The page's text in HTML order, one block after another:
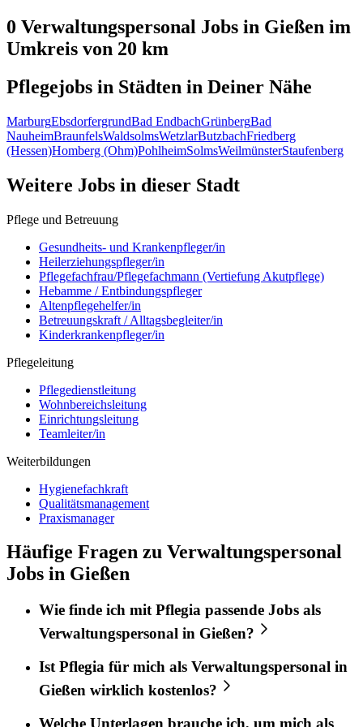
0 Verwaltungspersonal Jobs in Gießen im
Umkreis von 20 km
Pflegejobs in Städten in Deiner Nähe
MarburgEbsdorfergrundBad EndbachGrünbergBad
NauheimBraunfelsWaldsolmsWetzlarButzbachFriedberg
(Hessen)Homberg (Ohm)PohlheimSolmsWeilmünsterStaufenberg
Weitere Jobs in dieser Stadt
Pflege und Betreuung
Gesundheits- und Krankenpfleger/in
Heilerziehungspfleger/in
Pflegefachfrau/Pflegefachmann (Vertiefung Akutpflege)
Hebamme / Entbindungspfleger
Altenpflegehelfer/in
Betreuungskraft / Alltagsbegleiter/in
Kinderkrankenpfleger/in
Pflegeleitung
Pflegedienstleitung
Wohnbereichsleitung
Einrichtungsleitung
Teamleiter/in
Weiterbildungen
Hygienefachkraft
Qualitätsmanagement
Praxismanager
Häufige Fragen zu Verwaltungspersonal
Jobs in Gießen
Wie finde ich mitPflegia passende Jobs als
Verwaltungspersonal in Gießen?
Ist Pflegia für mich als Verwaltungspersonal in
Gießen wirklich kostenlos?
Welche Unterlagen brauche ich, um mich als